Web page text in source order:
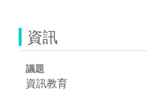
資訊
議題
資訊教育